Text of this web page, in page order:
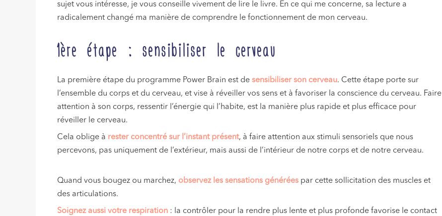
sujet vous intéresse, je vous conseille vivement de lire le livre. En ce qui me concerne, sa lecture a
radicalement changé ma manière de comprendre le fonctionnement de mon cerveau.
1ère étape : sensibiliser le cerveau
La première étape du programme Power Brain est desensibiliser son cerveau. Cette étape porte sur
l’ensemble du corps et du cerveau, et vise à réveiller vos sens et à favoriser la conscience du cerveau. Faire
attention à son corps, ressentir l’énergie qui l’habite, est la manière plus rapide et plus efficace pour
réveiller le cerveau.
Cela oblige à rester concentré sur l’instant présent, à faire attention aux stimuli sensoriels que nous
percevons, pas uniquement de l’extérieur, mais aussi de l’intérieur de notre corps et de notre cerveau.
Quand vous bougez ou marchez, observez les sensations générées par cette sollicitation des muscles et
des articulations.
Soignez aussi votre respiration : la contrôler pour la rendre plus lente et plus profonde favorise le contact